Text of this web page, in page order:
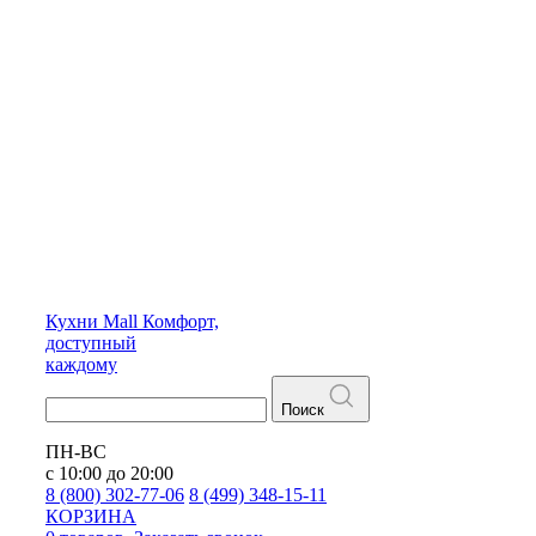
Кухни Mall Комфорт,
доступный
каждому
Поиск
ПН-ВС
с 10:00 до 20:00
8 (800) 302-77-06 8 (499) 348-15-11
КОРЗИНА